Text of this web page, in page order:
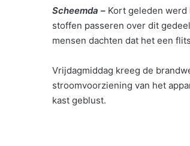
Scheemda – Kort geleden werd
stoffen passeren over dit
mensen dachten dat het een
Vrijdagmiddag kreeg de
stroomvoorziening van het
kast geblust.